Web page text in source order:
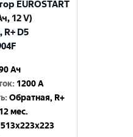
EUROSTART
12 V)
R+ D5
Ач
: 1200 A
:Обратная, R+
12 мес.
513x223x223